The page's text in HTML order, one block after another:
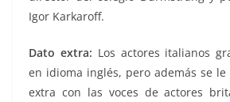
Igor Karkaroff.
Dato extra: Los actores italianos
en idioma inglés, pero además se
extra con las voces de actores